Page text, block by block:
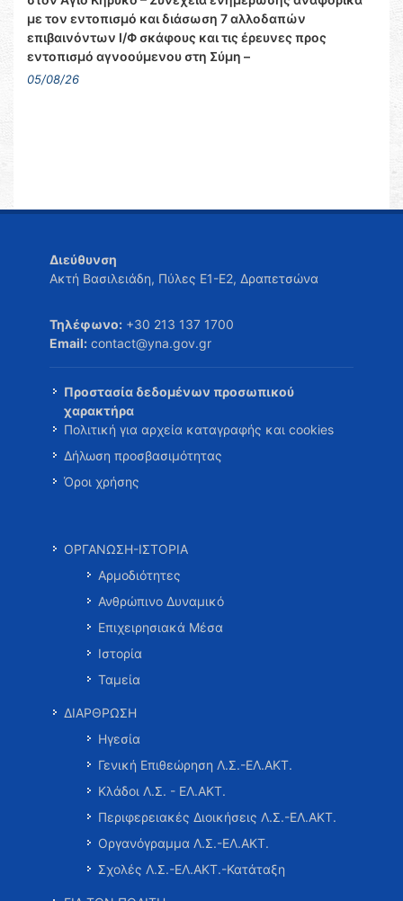
με τον εντοπισμό και διάσωση 7 αλλοδαπών
επιβαινόντων Ι/Φ σκάφους και τις έρευνες προς
εντοπισμό αγνοούμενου στη Σύμη –
05/08/26
Διεύθυνση
Ακτή Βασιλειάδη, Πύλες Ε1-Ε2, Δραπετσώνα
Τηλέφωνο: +30 213 137 1700
Email: contact@yna.gov.gr
Προστασία δεδομένων προσωπικού
χαρακτήρα
Πολιτική για αρχεία καταγραφής και cookies
Δήλωση προσβασιμότητας
Όροι χρήσης
ΟΡΓΑΝΩΣΗ-ΙΣΤΟΡΙΑ
Αρμοδιότητες
Ανθρώπινο Δυναμικό
Επιχειρησιακά Μέσα
Ιστορία
Ταμεία
ΔΙΑΡΘΡΩΣΗ
Ηγεσία
Γενική Επιθεώρηση Λ.Σ.-ΕΛ.ΑΚΤ.
Κλάδοι Λ.Σ. - ΕΛ.ΑΚΤ.
Περιφερειακές Διοικήσεις Λ.Σ.-ΕΛ.ΑΚΤ.
Οργανόγραμμα Λ.Σ.-ΕΛ.ΑΚΤ.
Σχολές Λ.Σ.-ΕΛ.ΑΚΤ.-Κατάταξη